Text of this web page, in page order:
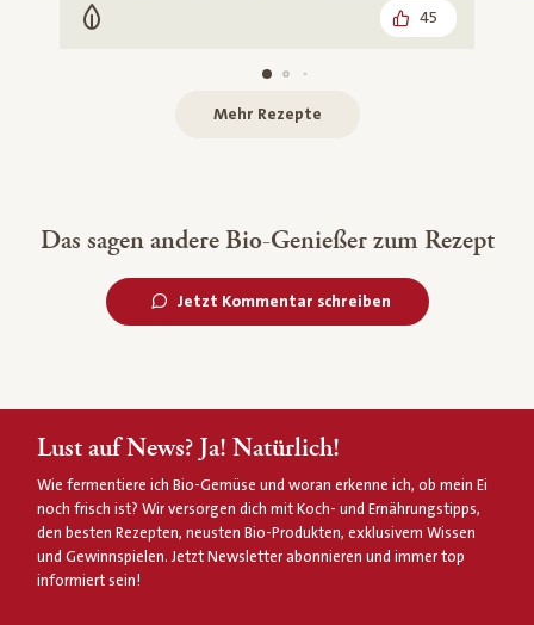
Vegetarisch 45
Mehr Rezepte
Das sagen andere Bio-Genießer zum Rezept
Jetzt Kommentar schreiben
Lust auf News? Ja! Natürlich!
Wie fermentiere ich Bio-Gemüse und woran erkenne ich, ob mein Ei
noch frisch ist? Wir versorgen dich mit Koch- und Ernährungstipps,
den besten Rezepten, neusten Bio-Produkten, exklusivem Wissen
und Gewinnspielen. Jetzt Newsletter abonnieren und immer top
informiert sein!